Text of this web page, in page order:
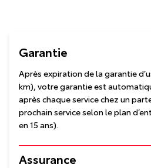
Garantie
Après expiration de la garantie
km), votre garantie est
après chaque service chez un
prochain service selon le plan
en 15 ans).
Assurance